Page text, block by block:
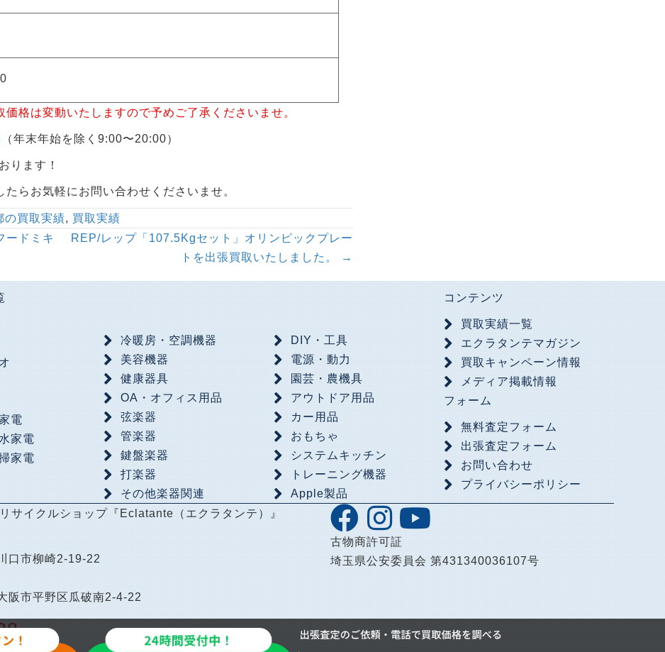
格は変動いたしますので予めご了承くださいませ。
（年末年始を除く9:00〜20:00）
ります！
らお気軽にお問い合わせくださいませ。
の買取実績, 買取実績
ードミキ
REP/レップ「107.5Kgセット」オリンピックプレー
トを出張買取いたしました。 →
電
家電
家電
冷暖房・空調機器
美容機器
健康器具
OA・オフィス用品
弦楽器
管楽器
鍵盤楽器
打楽器
その他楽器関連
DIY・工具
電源・動力
園芸・農機具
アウトドア用品
カー用品
おもちゃ
システムキッチン
トレーニング機器
Apple製品
コンテンツ
買取実績一覧
エクラタンテマガジン
買取キャンペーン情報
メディア掲載情報
フォーム
無料査定フォーム
出張査定フォーム
お問い合わせ
プライバシーポリシー
サイクルショップ 『Eclatante（エクラタンテ）』
口市柳崎2-19-22
阪市平野区瓜破南2-4-22
古物商許可証
埼玉県公安委員会 第431340036107号